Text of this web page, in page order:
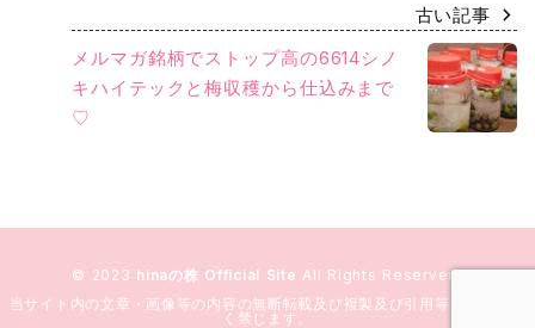
古い記事
メルマガ銘柄でストップ高の6614シノ
キハイテックと梅収穫から仕込みまで
♡
© 2023 hinaの株 Official Site All Rights Reserved.
当サイト内の文章・画像等の内容の無断転載及び複製及び引用等の行為を固
く禁じます。